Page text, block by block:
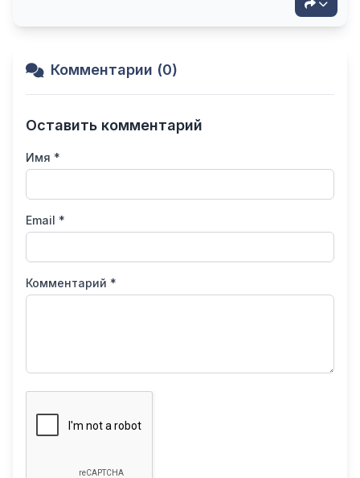
Комментарии (0)
Оставить комментарий
Имя *
Email *
Комментарий *